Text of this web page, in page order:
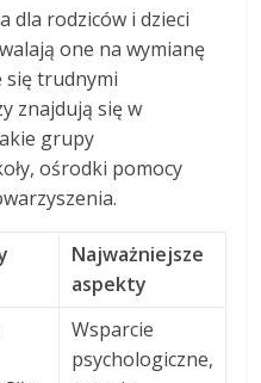
dla rodziców i dzieci
one na wymianę
się trudnymi
znajdują się w
grupy
ośrodki pomocy
Najważniejsze
aspekty
Wsparcie
psychologiczne,